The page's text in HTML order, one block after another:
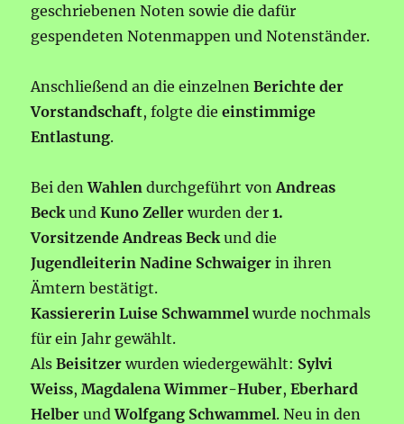
geschriebenen Noten sowie die dafür
gespendeten Notenmappen und Notenständer.
Anschließend an die einzelnen Berichte der
Vorstandschaft, folgte dieeinstimmige
Entlastung.
Bei denWahlendurchgeführt vonAndreas
BeckundKuno Zeller wurden der1.
Vorsitzende Andreas Beckund die
Jugendleiterin Nadine Schwaiger in ihren
Ämtern bestätigt.
Kassiererin Luise Schwammel wurde nochmals
für ein Jahr gewählt.
AlsBeisitzerwurden wiedergewählt: Sylvi
Weiss,Magdalena Wimmer-Huber, Eberhard
Helber undWolfgang Schwammel. Neu in den